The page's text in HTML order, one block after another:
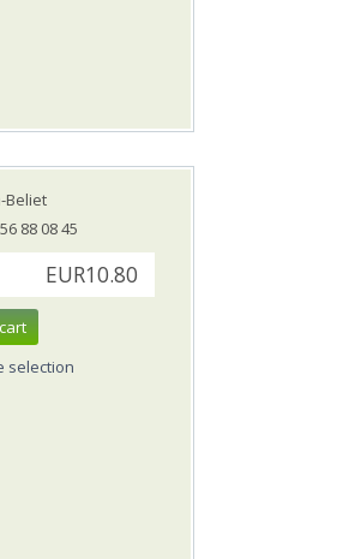
Beliet
88 08 45
EUR10.80
selection